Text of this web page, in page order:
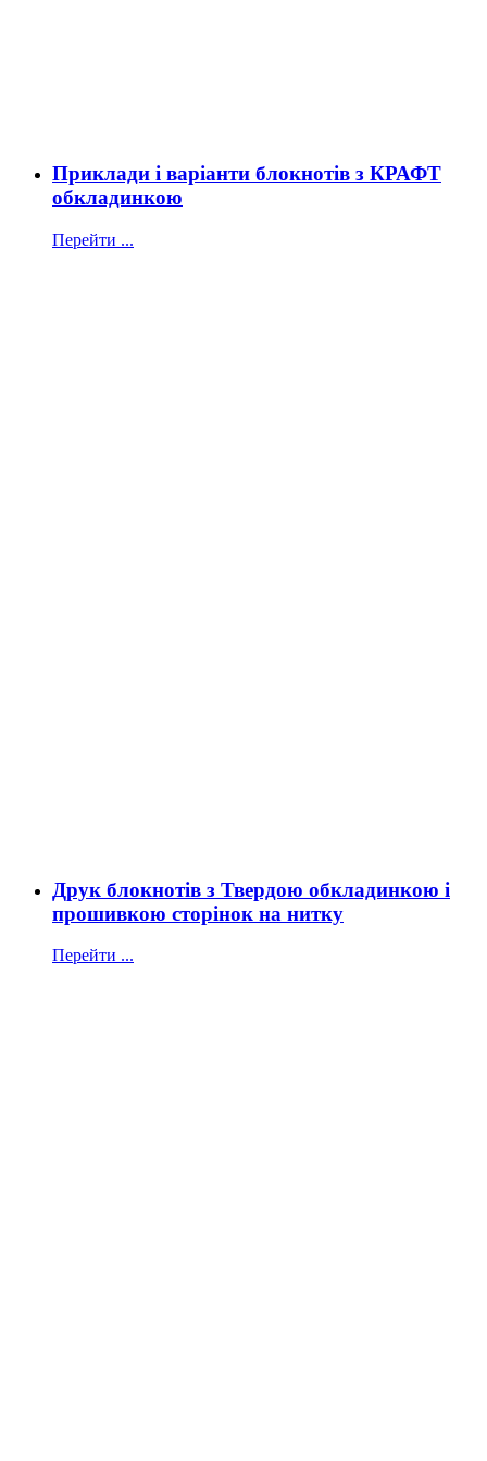
Приклади і варіанти блокнотів з КРАФТ
обкладинкою
Перейти ...
Друк блокнотів з Твердою обкладинкою і
прошивкою сторінок на нитку
Перейти ...